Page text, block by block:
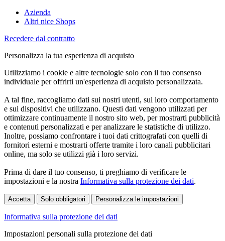
Azienda
Altri nice Shops
Recedere dal contratto
Personalizza la tua esperienza di acquisto
Utilizziamo i cookie e altre tecnologie solo con il tuo consenso
individuale per offrirti un'esperienza di acquisto personalizzata.
A tal fine, raccogliamo dati sui nostri utenti, sul loro comportamento
e sui dispositivi che utilizzano. Questi dati vengono utilizzati per
ottimizzare continuamente il nostro sito web, per mostrarti pubblicità
e contenuti personalizzati e per analizzare le statistiche di utilizzo.
Inoltre, possiamo confrontare i tuoi dati crittografati con quelli di
fornitori esterni e mostrarti offerte tramite i loro canali pubblicitari
online, ma solo se utilizzi già i loro servizi.
Prima di dare il tuo consenso, ti preghiamo di verificare le
impostazioni e la nostra Informativa sulla protezione dei dati.
Accetta Solo obbligatori Personalizza le impostazioni
Informativa sulla protezione dei dati
Impostazioni personali sulla protezione dei dati